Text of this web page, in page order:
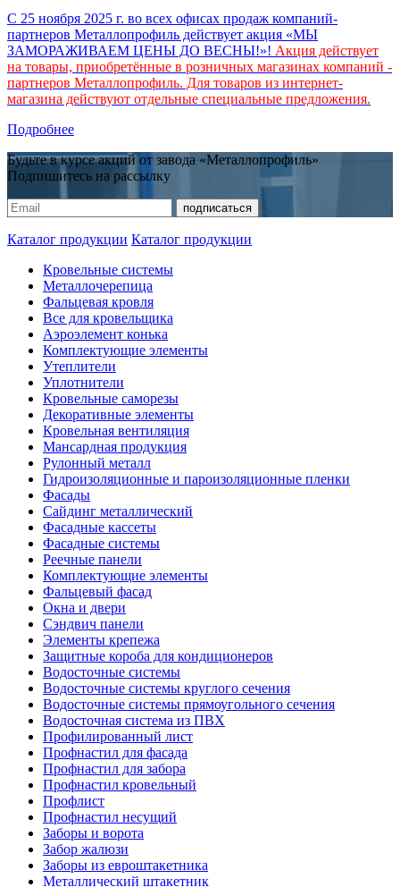
С 25 ноября 2025 г. во всех офисах продаж компаний-
партнеров Металлопрофиль действует акция «МЫ
ЗАМОРАЖИВАЕМ ЦЕНЫ ДО ВЕСНЫ!»! Акция действует
на товары, приобретённые в розничных магазинах компаний -
партнеров Металлопрофиль. Для товаров из интернет-
магазина действуют отдельные специальные предложения.
Подробнее
Будьте в курсе акций от завода «Металлопрофиль»
Подпишитесь на рассылку
Каталог продукции Каталог продукции
Кровельные системы
Металлочерепица
Фальцевая кровля
Все для кровельщика
Аэроэлемент конька
Комплектующие элементы
Утеплители
Уплотнители
Кровельные саморезы
Декоративные элементы
Кровельная вентиляция
Мансардная продукция
Рулонный металл
Гидроизоляционные и пароизоляционные пленки
Фасады
Сайдинг металлический
Фасадные кассеты
Фасадные системы
Реечные панели
Комплектующие элементы
Фальцевый фасад
Окна и двери
Сэндвич панели
Элементы крепежа
Защитные короба для кондиционеров
Водосточные системы
Водосточные системы круглого сечения
Водосточные системы прямоугольного сечения
Водосточная система из ПВХ
Профилированный лист
Профнастил для фасада
Профнастил для забора
Профнастил кровельный
Профлист
Профнастил несущий
Заборы и ворота
Забор жалюзи
Заборы из евроштакетника
Металлический штакетник